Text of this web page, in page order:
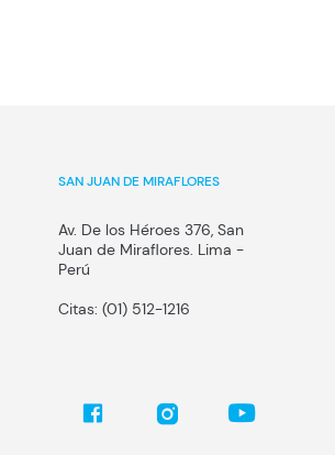
SAN JUAN DE MIRAFLORES
Av. De los Héroes 376, San
Juan de Miraflores. Lima -
Perú
Citas: (01) 512-1216